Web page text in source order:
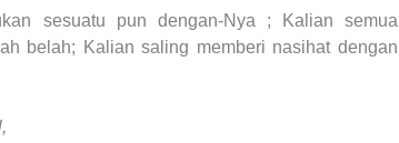
sesuatu pun dengan-Nya ; Kalian semua
belah; Kalian saling memberi nasihat dengan